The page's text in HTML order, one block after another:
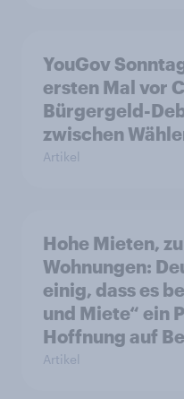
YouGov
ersten Mal vor
Bürgergeld-
zwischen
Artikel
Hohe Mieten,
Wohnungen:
einig, dass es
und Miete“ ein
Hoffnung auf
Artikel